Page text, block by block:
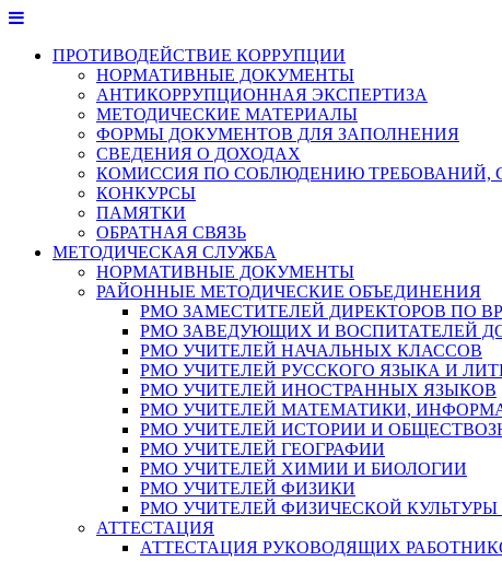
Перейти
содержимому
ПРОТИВОДЕЙСТВИЕ КОРРУПЦИИ
НОРМАТИВНЫЕ ДОКУМЕНТЫ
АНТИКОРРУПЦИОННАЯ ЭКСПЕРТИЗА
МЕТОДИЧЕСКИЕ МАТЕРИАЛЫ
ФОРМЫ ДОКУМЕНТОВ ДЛЯ ЗАПОЛНЕНИЯ
СВЕДЕНИЯ О ДОХОДАХ
КОМИССИЯ ПО СОБЛЮДЕНИЮ ТРЕБОВАНИЙ,
КОНКУРСЫ
ПАМЯТКИ
ОБРАТНАЯ СВЯЗЬ
МЕТОДИЧЕСКАЯ СЛУЖБА
НОРМАТИВНЫЕ ДОКУМЕНТЫ
РАЙОННЫЕ МЕТОДИЧЕСКИЕ ОБЪЕДИНЕНИЯ
РМО ЗАМЕСТИТЕЛЕЙ ДИРЕКТОРОВ ПО ВР
РМО ЗАВЕДУЮЩИХ И ВОСПИТАТЕЛЕЙ
РМО УЧИТЕЛЕЙ НАЧАЛЬНЫХ КЛАССОВ
РМО УЧИТЕЛЕЙ РУССКОГО ЯЗЫКА И
РМО УЧИТЕЛЕЙ ИНОСТРАННЫХ ЯЗЫКОВ
РМО УЧИТЕЛЕЙ МАТЕМАТИКИ,
РМО УЧИТЕЛЕЙ ИСТОРИИ И
РМО УЧИТЕЛЕЙ ГЕОГРАФИИ
РМО УЧИТЕЛЕЙ ХИМИИ И БИОЛОГИИ
РМО УЧИТЕЛЕЙ ФИЗИКИ
РМО УЧИТЕЛЕЙ ФИЗИЧЕСКОЙ
АТТЕСТАЦИЯ
АТТЕСТАЦИЯ РУКОВОДЯЩИХ